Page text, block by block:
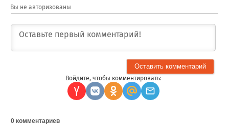
Вы не авторизованы
Войдите, чтобы комментировать:
0 комментариев